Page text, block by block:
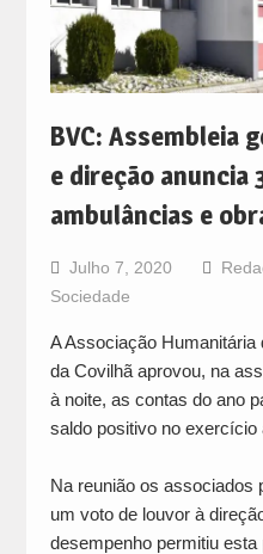
BVC: Assembleia
e direção anuncia
ambulâncias e
Julho 7, 2020
Sociedade
A Associação
da Covilhã aprovou, na
à noite, as contas do ano
saldo positivo no
Na reunião os associados
um voto de louvor à
desempenho permitiu esta